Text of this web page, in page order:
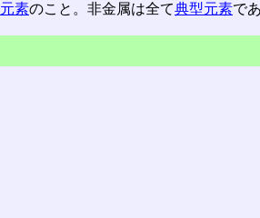
元素のこと。非金属は全て典型元素で